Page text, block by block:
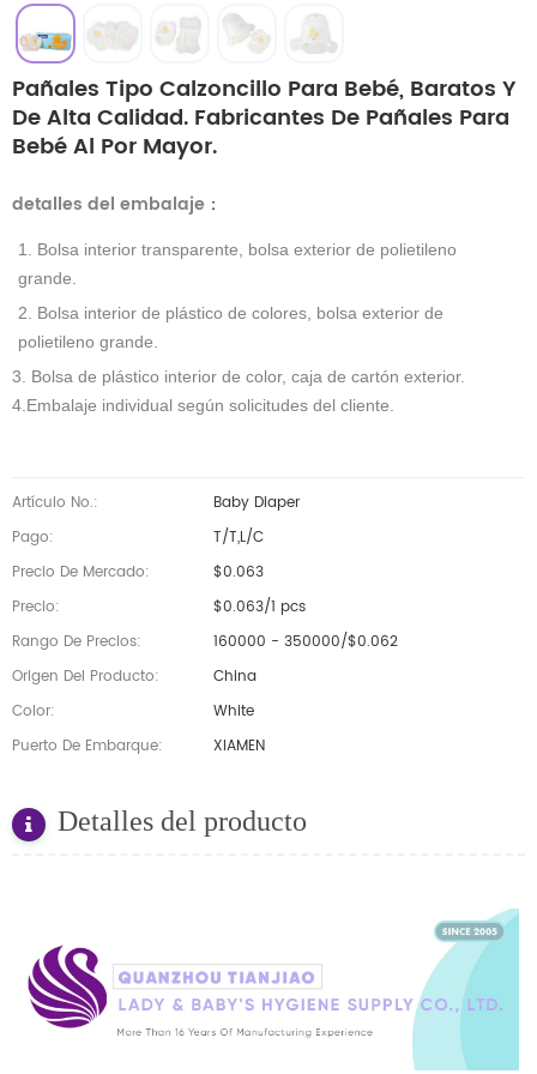
Pañales Tipo Calzoncillo Para Bebé, Baratos Y
De Alta Calidad. Fabricantes De Pañales Para
Bebé Al Por Mayor.
detalles del embalaje ：
1. Bolsa interior transparente, bolsa exterior de polietileno
grande.
2. Bolsa interior de plástico de colores, bolsa exterior de
polietileno grande.
3. Bolsa de plástico interior de color, caja de cartón exterior.
4.Embalaje individual según solicitudes del cliente.
Artículo No.:
Baby Diaper
Pago:
T/T,L/C
Precio De Mercado:
$0.063
Precio:
$0.063/1 pcs
Rango De Precios:
160000 - 350000/$0.062
Origen Del Producto:
China
Color:
White
Puerto De Embarque:
XIAMEN
Detalles del producto